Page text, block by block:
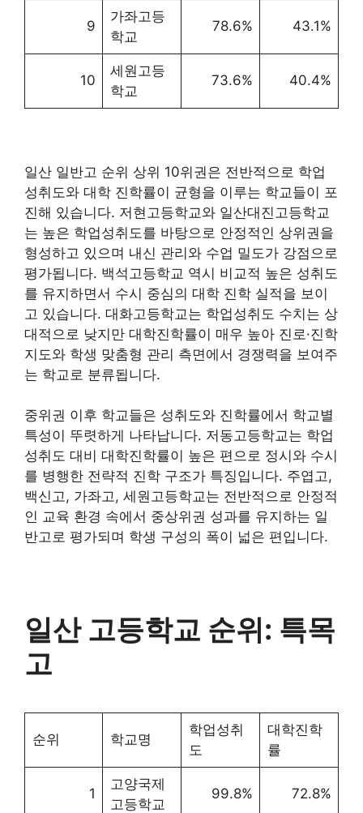
9
가좌고등
학교
78.6% 43.1%
10
세원고등
학교
73.6% 40.4%
일산 일반고 순위 상위 10위권은 전반적으로 학업
성취도와 대학 진학률이 균형을 이루는 학교들이 포
진해 있습니다. 저현고등학교와 일산대진고등학교
는 높은 학업성취도를 바탕으로 안정적인 상위권을
형성하고 있으며 내신 관리와 수업 밀도가 강점으로
평가됩니다. 백석고등학교 역시 비교적 높은 성취도
를 유지하면서 수시 중심의 대학 진학 실적을 보이
고 있습니다. 대화고등학교는 학업성취도 수치는 상
대적으로 낮지만 대학진학률이 매우 높아 진로·진학
지도와 학생 맞춤형 관리 측면에서 경쟁력을 보여주
는 학교로 분류됩니다.
중위권 이후 학교들은 성취도와 진학률에서 학교별
특성이 뚜렷하게 나타납니다. 저동고등학교는 학업
성취도 대비 대학진학률이 높은 편으로 정시와 수시
를 병행한 전략적 진학 구조가 특징입니다. 주엽고,
백신고, 가좌고, 세원고등학교는 전반적으로 안정적
인 교육 환경 속에서 중상위권 성과를 유지하는 일
반고로 평가되며 학생 구성의 폭이 넓은 편입니다.
일산 고등학교 순위: 특목
고
순위 학교명
학업성취
도
대학진학
률
1
고양국제
고등학교
99.8% 72.8%